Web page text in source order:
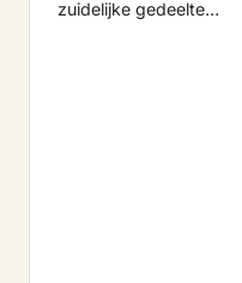
zuidelijke gedeelte…